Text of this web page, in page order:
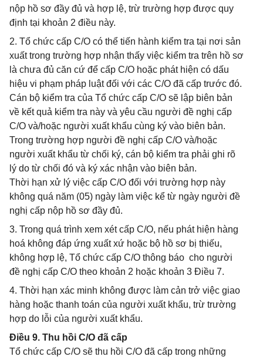
nộp hồ sơ đầy đủ và hợp lệ, trừ trường hợp được quy
định tại khoản 2 điều này.
2. Tổ chức cấp C/O có thể tiến hành kiểm tra tại nơi sản
xuất trong trường hợp nhận thấy việc kiểm tra trên hồ sơ
là chưa đủ căn cứ để cấp C/O hoặc phát hiện có dấu
hiệu vi phạm pháp luật đối với các C/O đã cấp trước đó.
Cán bộ kiểm tra của Tổ chức cấp C/O sẽ lập biên bản
về kết quả kiểm tra này và yêu cầu người đề nghị cấp
C/O và/hoặc người xuất khẩu cùng ký vào biên bản.
Trong trường hợp người đề nghị cấp C/O và/hoặc
người xuất khẩu từ chối ký, cán bộ kiểm tra phải ghi rõ
lý do từ chối đó và ký xác nhận vào biên bản.
Thời hạn xử lý việc cấp C/O đối với trường hợp này
không quá năm (05) ngày làm việc kể từ ngày người đề
nghị cấp nộp hồ sơ đầy đủ.
3. Trong quá trình xem xét cấp C/O, nếu phát hiện hàng
hoá không đáp ứng xuất xứ hoặc bộ hồ sơ bị thiếu,
không hợp lệ, Tổ chức cấp C/O thông báo cho người
đề nghị cấp C/O theo khoản 2 hoặc khoản 3 Điều 7.
4. Thời hạn xác minh không được làm cản trở việc giao
hàng hoặc thanh toán của người xuất khẩu, trừ trường
hợp do lỗi của người xuất khẩu.
Điều 9. Thu hồi C/O đã cấp
Tổ chức cấp C/O sẽ thu hồi C/O đã cấp trong những